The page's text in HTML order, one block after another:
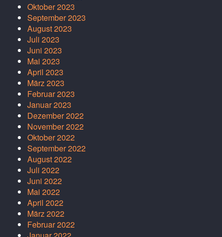
Oktober 2023
September 2023
August 2023
Juli 2023
Juni 2023
Mai 2023
April 2023
März 2023
Februar 2023
Januar 2023
Dezember 2022
November 2022
Oktober 2022
September 2022
August 2022
Juli 2022
Juni 2022
Mai 2022
April 2022
März 2022
Februar 2022